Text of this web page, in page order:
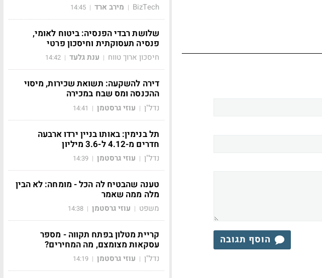
הוסף תגובה
BizTech
| מירב ארד |
14:45
שלושת רבדי הפנסיה: ביטוח לאומי,
פנסיה תעסוקתית וחיסכון פרטי
חיסכון ארוך טווח | ענת גלעד |
14:42
דירה להשקעה: תשואת שכירות, מיסוי
ההכנסה ומס שבח במכירה
נדל"ן | עוזי גרסטמן |
14:41
תל בנימין: באותו בניין ירדו ארבעה
חדרים מ-4.12 ל-3.6 מיליון
נדל"ן | עוזי גרסטמן |
14:39
טענה שהבטיח לה הכל - מומחה: לא הבין
מלה ממה שאמר
משפט | עוזי גרסטמן |
14:38
קריית מטלון בפתח תקווה - מספר
עסקאות מצומצם, מה המחירים?
נדל"ן | עוזי גרסטמן |
14:19